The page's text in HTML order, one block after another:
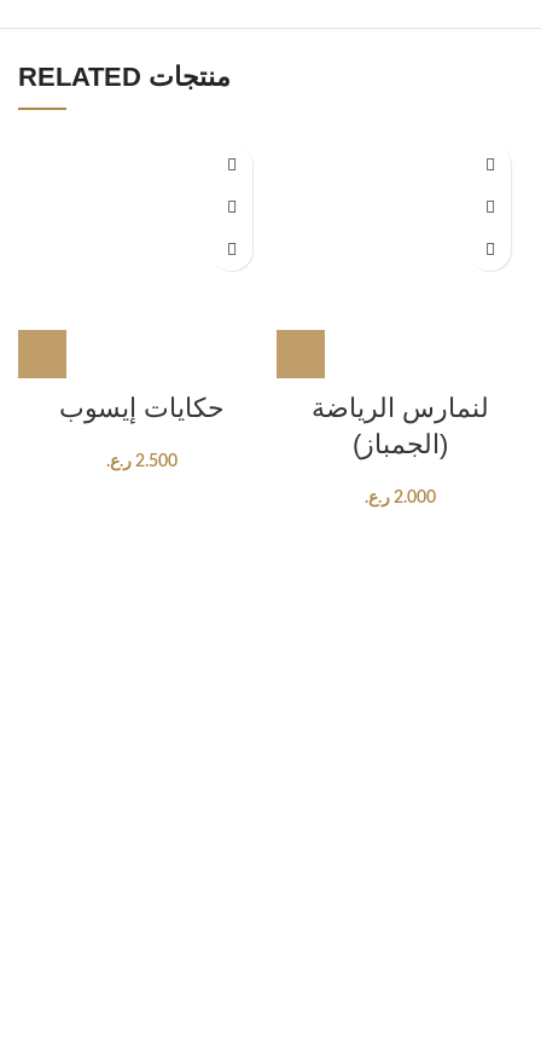
RELATED منتجات
حكايات إيسوب
2.500 ر.ع.
لنمارس الرياضة
(الجمباز)
2.000 ر.ع.